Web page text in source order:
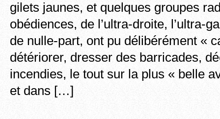
gilets jaunes, et quelques groupes
obédiences, de l’ultra-droite, l’ultra-
de nulle-part, ont pu délibérément «
détériorer, dresser des barricades,
incendies, le tout sur la plus « belle
et dans […]